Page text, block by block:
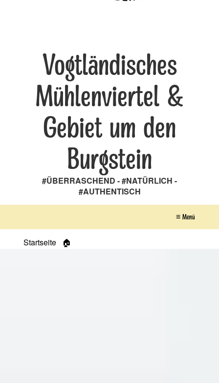
Vogtländisches
Mühlenviertel &
Gebiet um den
Burgstein
#ÜBERRASCHEND - #NATÜRLICH -
#AUTHENTISCH
≡ Menü
Startseite 🏠